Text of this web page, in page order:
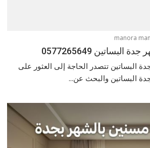
0577265649
البساتين تتصدر الحاجة إلى العثور على
البساتين والبحث عن...